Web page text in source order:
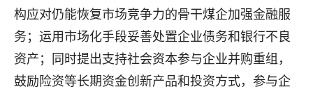
构应对仍能恢复市场竞争力的骨干煤企加强金融服
务；运用市场化手段妥善处置企业债务和银行不良
资产；同时提出支持社会资本参与企业并购重组，
鼓励险资等长期资金创新产品和投资方式，参与企